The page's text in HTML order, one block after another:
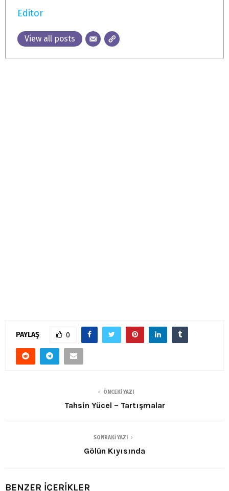
Editor
View all posts
PAYLAŞ 0
ÖNCEKI YAZI
Tahsin Yücel – Tartışmalar
SONRAKI YAZI
Gölün Kıyısında
BENZER İÇERİKLER